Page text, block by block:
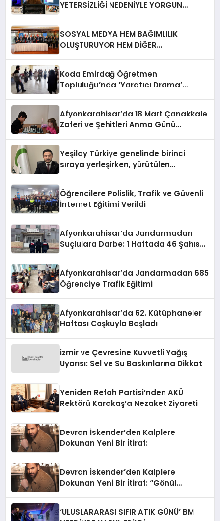
YETERSİZLİĞİ NEDENİYLE YORGUN
SOSYAL MEDYA HEM BAĞIMLILIK
OLUŞTURUYOR HEM DİĞER
Koda Emirdağ Öğretmen
Topluluğu’nda ‘Yaratıcı Drama’
Afyonkarahisar’da 18 Mart Çanakkale
Zaferi ve Şehitleri Anma Günü
Yeşilay Türkiye genelinde birinci
sıraya yerleşirken, yürütülen
Öğrencilere Polislik, Trafik ve Güvenli
İnternet Eğitimi Verildi
Afyonkarahisar’da Jandarmadan
Suçlulara Darbe: 1 Haftada 46 Şahıs
Afyonkarahisar’da Jandarmadan 685
Öğrenciye Trafik Eğitimi
Afyonkarahisar’da 62. Kütüphaneler
Haftası Coşkuyla Başladı
izmir ve Çevresine Kuvvetli Yağış
Uyarısı: Sel ve Su Baskınlarına Dikkat
Yeniden Refah Partisi’nden AKÜ
Rektörü Karakaş’a Nezaket Ziyareti
Devran İskender’den Kalplere
Dokunan Yeni Bir İtiraf:
Devran İskender’den Kalplere
Dokunan Yeni Bir İtiraf: “Gönül
‘ULUSLARARASI SIFIR ATIK GÜNÜ’ BM